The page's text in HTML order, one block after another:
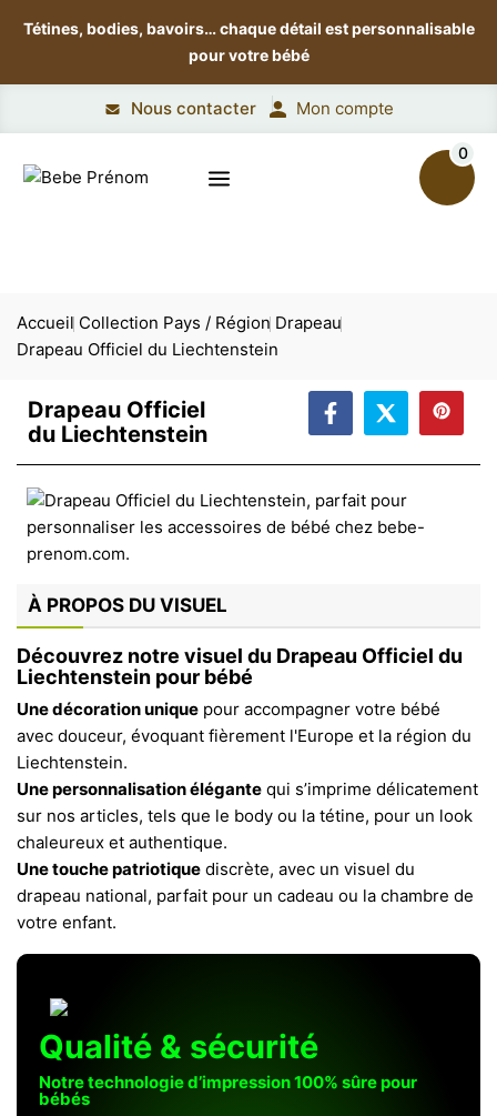
Tétines, bodies, bavoirs…chaque détail est personnalisable
pour votre bébé
Nous contacter Mon compte
0
Accueil Collection Pays / Région Drapeau
Drapeau Officiel du Liechtenstein
Drapeau Officiel
du Liechtenstein
À PROPOS DU VISUEL
Découvrez notre visuel du Drapeau Officiel du
Liechtenstein pour bébé
Une décoration unique pour accompagner votre bébé
avec douceur, évoquant fièrement l'Europe et la région du
Liechtenstein.
Une personnalisation élégante qui s’imprime délicatement
sur nos articles, tels que le body ou la tétine, pour un look
chaleureux et authentique.
Une touche patriotique discrète, avec un visuel du
drapeau national, parfait pour un cadeau ou la chambre de
votre enfant.
Qualité & sécurité
Notre technologie d’impression 100% sûre pour
bébés